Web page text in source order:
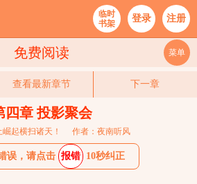
临时
书架
登录 注册
免费阅读 菜单
查看最新章节 下一章
四章 投影聚会
起横扫诸天！ 作者：夜南听风
误，请点击 报错 10秒纠正